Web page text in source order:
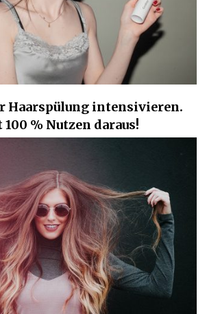
Haarspülung intensivieren.
% Nutzen daraus!